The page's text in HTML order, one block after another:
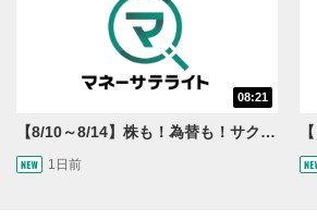
動画タイトル
動画タイトルが表示されます。クリッ
YouTubeサイトに移動します。
クリックするとYouTubeの「後で見る
に追加されます。
08:21
【8/10～8/14】株も！為替も！サクッと！来週のマーケット見通し＜Next View＞
1日前